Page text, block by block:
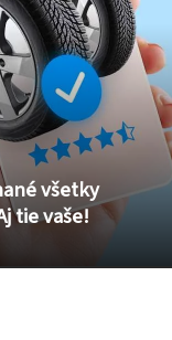
všetky
tie vaše!